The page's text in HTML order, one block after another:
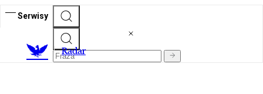
Serwisy
Radar